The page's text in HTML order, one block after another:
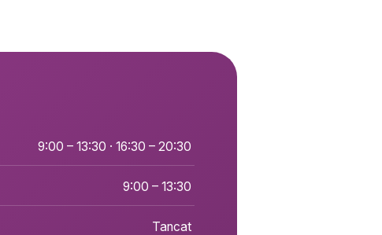
9:00 – 13:30 · 16:30 – 20:30
9:00 – 13:30
Tancat